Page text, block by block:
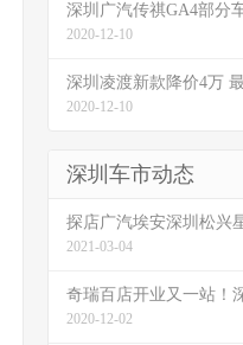
深圳广汽传祺GA4部分
2020-12-10
深圳凌渡新款降价4万
2020-12-10
深圳车市动态
探店广汽埃安深圳松兴
2021-03-04
奇瑞百店开业又一站！
2020-12-02